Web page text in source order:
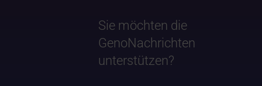
Sie möchten die
GenoNachrichten
unterstützen?